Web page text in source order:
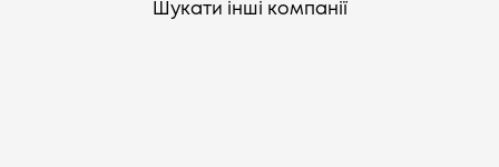
Шукати інші компанії